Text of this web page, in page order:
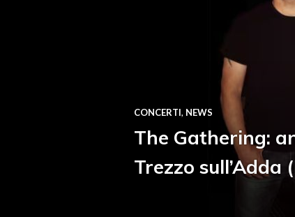
CONCERTI, NEWS
The Gathering:
Trezzo sull’Adda